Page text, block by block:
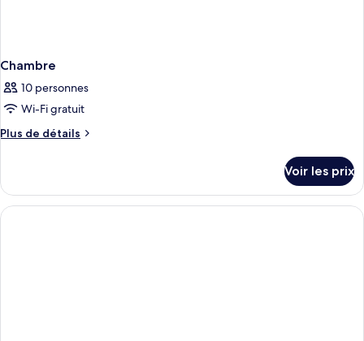
Chambre
10 personnes
Wi-Fi gratuit
Plus de détails
Plus
le
type
de
Voir les prix